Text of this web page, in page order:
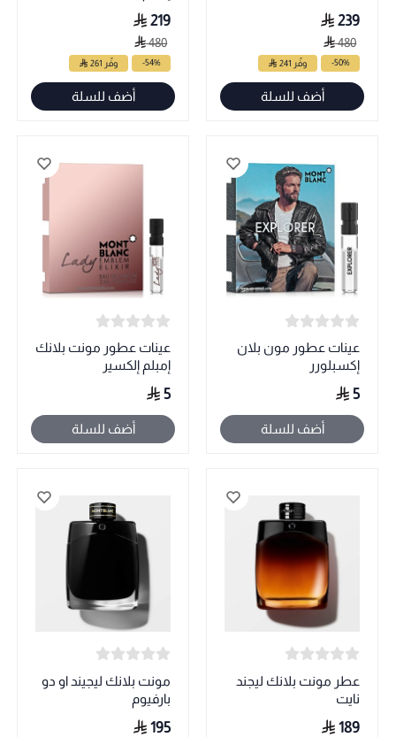
239
480
-50% وفّر 241
أضف للسلة
219
480
-54% وفّر 261
أضف للسلة
عينات عطور مون بلان
إكسبلورر
5
أضف للسلة
عينات عطور مونت بلانك
إمبلم إلكسير
5
أضف للسلة
عطر مونت بلانك ليجند
نايت
189
مونت بلانك ليجيند او دو
بارفيوم
195